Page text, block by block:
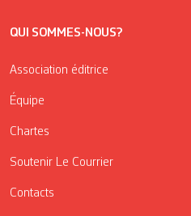
QUI SOMMES-NOUS?
Association éditrice
Équipe
Chartes
Soutenir Le Courrier
Contacts